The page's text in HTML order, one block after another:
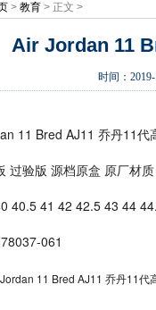
> 教育 > 正文 >
Air Jordan 11
时间：
11 Bred AJ11 乔丹11代
过验版 源档原盒 原厂材
40.5 41 42 42.5 43 44
061